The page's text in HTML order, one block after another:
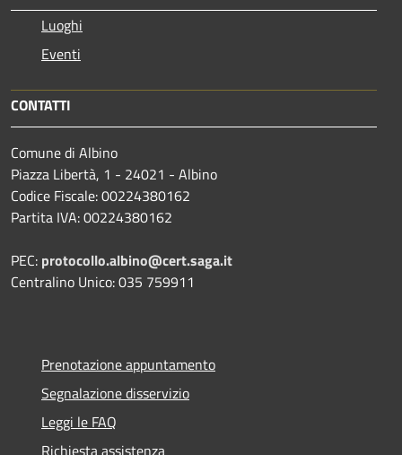
Luoghi
Eventi
CONTATTI
Comune di Albino
Piazza Libertà, 1 - 24021 - Albino
Codice Fiscale: 00224380162
Partita IVA: 00224380162
PEC: protocollo.albino@cert.saga.it
Centralino Unico: 035 759911
Prenotazione appuntamento
Segnalazione disservizio
Leggi le FAQ
Richiesta assistenza